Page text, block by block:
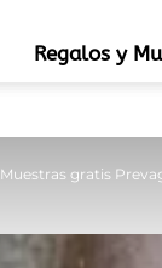
Regalos y
Muestras gratis